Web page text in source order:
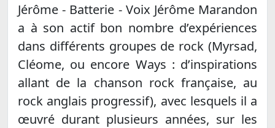
Jérôme - Batterie - Voix Jérôme Marandon
a à son actif bon nombre d’expériences
dans différents groupes de rock (Myrsad,
Cléome, ou encore Ways : d’inspirations
allant de la chanson rock française, au
rock anglais progressif), avec lesquels il a
œuvré durant plusieurs années, sur les